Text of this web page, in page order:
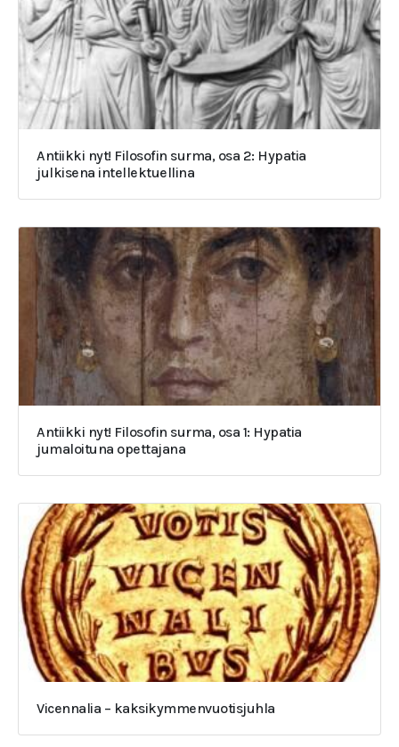
Antiikki nyt! Filosofin surma, osa 2: Hypatia
julkisena intellektuellina
Antiikki nyt! Filosofin surma, osa 1: Hypatia
jumaloituna opettajana
Vicennalia – kaksikymmenvuotisjuhla